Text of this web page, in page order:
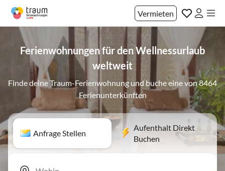
Vermieten
Ferienwohnungen für den Wellnessurlaub
weltweit
Finde deine Traum-Ferienwohnung und buche eine von 8464
Ferienunterkünften
Anfrage Stellen
Aufenthalt Direkt
Buchen